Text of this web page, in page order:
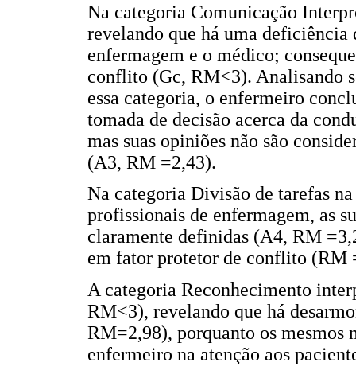
Na categoria Comunicação
revelando que há uma
enfermagem e o médico;
conflito (Gc, RM<3). Analisando
essa categoria, o enfermeiro
tomada de decisão acerca da
mas suas opiniões não são
(A3, RM =2,43).
Na categoria Divisão de tarefas
profissionais de enfermagem, as
claramente definidas (A4, RM
em fator protetor de conflito (RM
A categoria Reconhecimento
RM<3), revelando que há
RM=2,98), porquanto os mesmos
enfermeiro na atenção aos